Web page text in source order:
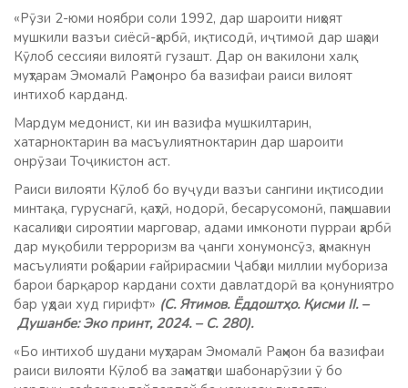
«Рӯзи 2-юми ноябри соли 1992, дар шароити ниҳоят
мушкили вазъи сиёсӣ-ҳарбӣ, иқтисодӣ, иҷтимоӣ дар шаҳри
Кӯлоб сессияи вилоятӣ гузашт. Дар он вакилони халқ
муҳтарам Эмомалӣ Раҳмонро ба вазифаи раиси вилоят
интихоб карданд.
Мардум медонист, ки ин вазифа мушкилтарин,
хатарноктарин ва масъулиятноктарин дар шароити
онрӯзаи Тоҷикистон аст.
Раиси вилояти Кӯлоб бо вуҷуди вазъи сангини иқтисодии
минтақа, гуруснагӣ, қаҳтӣ, нодорӣ, бесарусомонӣ, паҳншавии
касалиҳои сироятии марговар, адами имконоти пурраи ҳарбӣ
дар муқобили терроризм ва ҷанги хонумонсӯз, ҳамакнун
масъулияти роҳбарии ғайрирасмии Ҷабҳаи миллии мубориза
барои барқарор кардани сохти давлатдорӣ ва қонуниятро
бар уҳдаи худ гирифт» (С. Ятимов. Ёддоштҳо. Қисми II. –
Душанбе: Эко принт, 2024. – С. 280).
«Бо интихоб шудани муҳтарам Эмомалӣ Раҳмон ба вазифаи
раиси вилояти Кӯлоб ва заҳматҳои шабонарӯзии ӯ бо